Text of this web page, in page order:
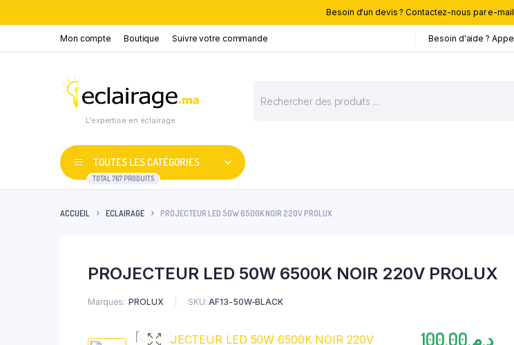
Besoin d'un devis ? Contactez-nous par e-
Mon compte Boutique Suivre votre commande Besoin d'aide ?
L'expertise en éclairage
de
produits
TOUTES LES CATÉGORIES
TOTAL 767 PRODUITS
ACCUEIL ECLAIRAGE PROJECTEUR LED 50W 6500K NOIR 220V PROLUX
PROJECTEUR LED 50W 6500K NOIR 220V PROLUX
Marques PROLUX SKU: AF13-50W-BLACK
د.م.100.00